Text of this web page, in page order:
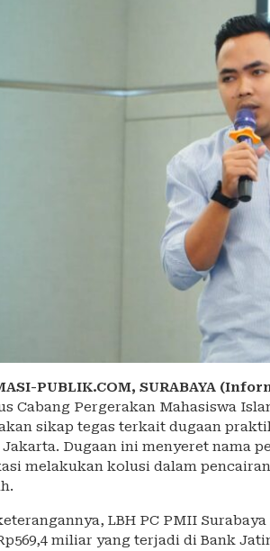
PUBLIK.COM, SURABAYA
Cabang Pergerakan Mahasiswa
sikap tegas terkait dugaan
Jakarta. Dugaan ini menyeret nama
melakukan kolusi dalam
LBH PC PMII
miliar yang terjadi di Bank